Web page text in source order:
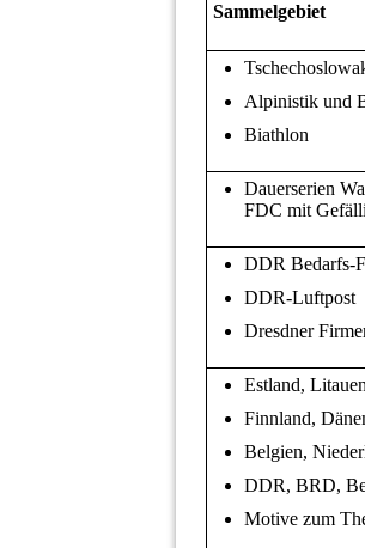
Sammelgebiet
Alpinistik und
Biathlon
Dauerserien
FDC mit
DDR Bedarfs-
DDR-Luftpost
Dresdner
Estland,
Finnland,
Belgien,
DDR, BRD,
Motive zum